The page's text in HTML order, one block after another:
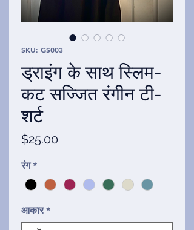
SKU: GS003
ड्राइंग के साथ स्लिम-
कट सज्जित रंगीन टी-
शर्ट
$25.00मूल्य
रंग *
आकार *